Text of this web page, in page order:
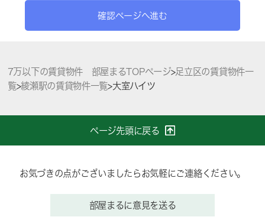
確認ページへ進む
7万以下の賃貸物件 部屋まるTOPページ>足立区の賃貸物件一
覧>綾瀬駅の賃貸物件一覧>大室ハイツ
ページ先頭に戻る
お気づきの点がございましたらお気軽にご連絡ください。
部屋まるに意見を送る